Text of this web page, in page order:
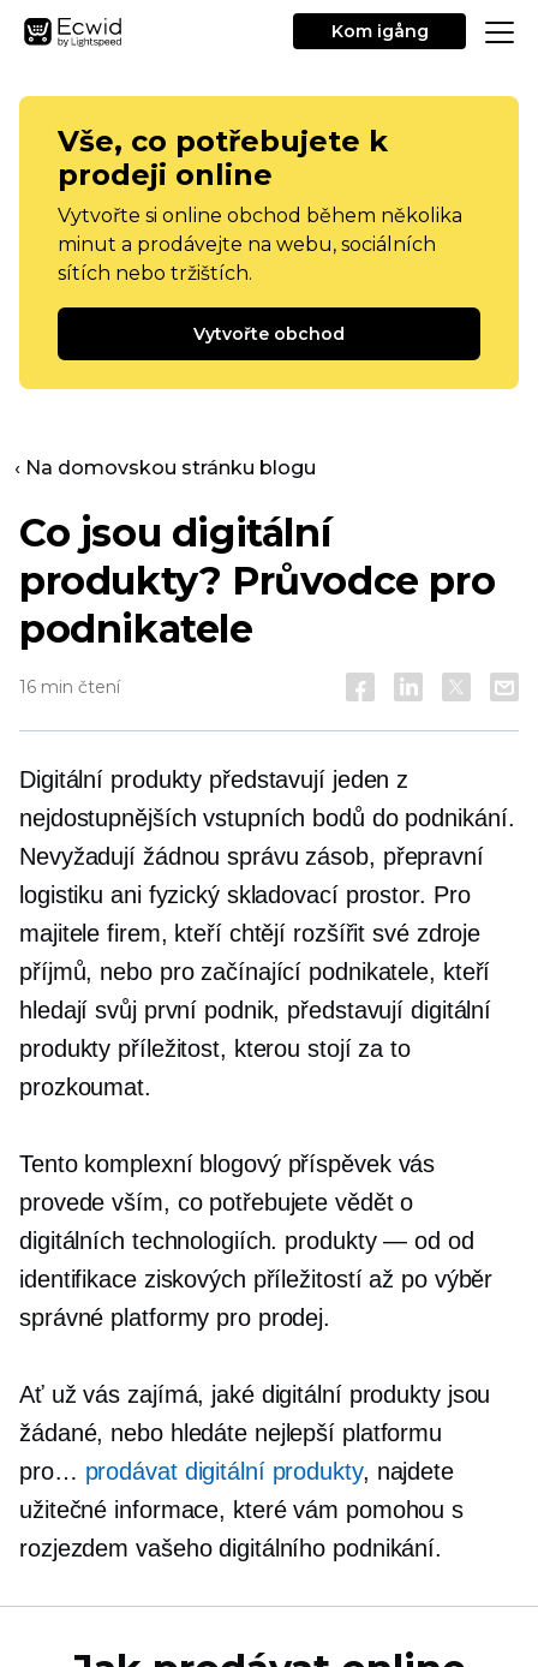
Kom igång
Vše, co potřebujete k
prodeji online
Vytvořte si online obchod během několika
minut a prodávejte na webu, sociálních
sítích nebo tržištích.
Vytvořte obchod
‹ Na domovskou stránku blogu
Co jsou digitální
produkty? Průvodce pro
podnikatele
16 min čtení
Digitální produkty představují jeden z
nejdostupnějších vstupních bodů do podnikání.
Nevyžadují žádnou správu zásob, přepravní
logistiku ani fyzický skladovací prostor. Pro
majitele firem, kteří chtějí rozšířit své zdroje
příjmů, nebo pro začínající podnikatele, kteří
hledají svůj první podnik, představují digitální
produkty příležitost, kterou stojí za to
prozkoumat.
Tento komplexní blogový příspěvek vás
provede vším, co potřebujete vědět o
digitálních technologiích. produkty — od od
identifikace ziskových příležitostí až po výběr
správné platformy pro prodej.
Ať už vás zajímá, jaké digitální produkty jsou
žádané, nebo hledáte nejlepší platformu
pro… prodávat digitální produkty, najdete
užitečné informace, které vám pomohou s
rozjezdem vašeho digitálního podnikání.